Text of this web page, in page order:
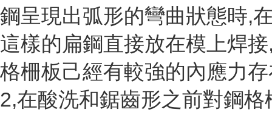
鋼呈現出弧形的彎曲狀態時,
這樣的扁鋼直接放在模上焊
格柵板己經有較強的內應力
2,在酸洗和鋸齒形之前對鋼